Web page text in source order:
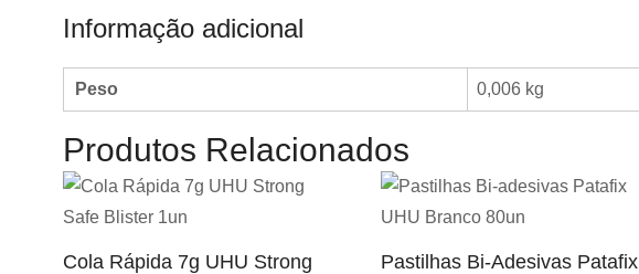
Informação adicional
Peso 0,006 kg
Produtos Relacionados
Cola Rápida 7g UHU Strong
Pastilhas Bi-Adesivas Patafix